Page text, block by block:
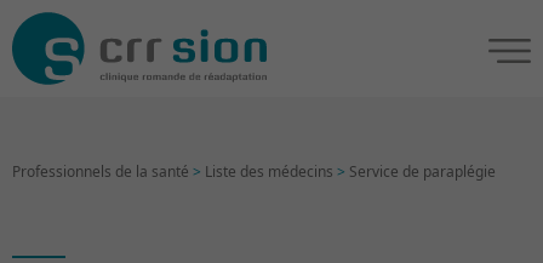
Professionnels de la santé > Liste des médecins > Service de paraplégie